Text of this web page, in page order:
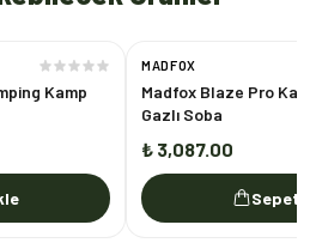
Kamp
MADFOX
Madfox Blaze Pro
Gazlı Soba
₺ 3,087.00
Sepete